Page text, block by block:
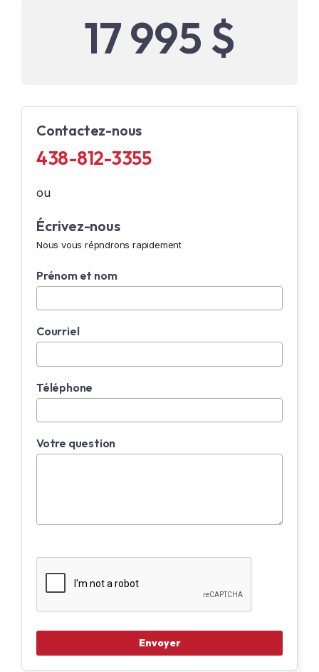
17 995 $
Contactez-nous
438-812-3355
ou
Écrivez-nous
Nous vous répndrons rapidement
Prénom et nom
Courriel
Téléphone
Votre question